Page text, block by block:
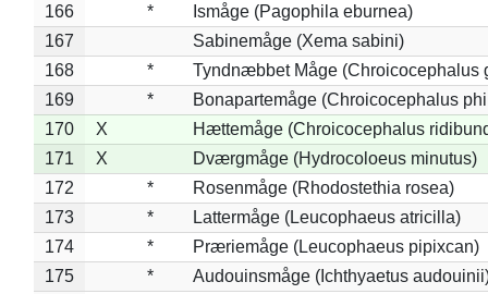
166
*
Ismåge (Pagophila eburnea)
167
Sabinemåge (Xema sabini)
168
*
Tyndnæbbet Måge (Chroicocephalus
169
*
Bonapartemåge (Chroicocephalus
170
X
Hættemåge (Chroicocephalus
171
X
Dværgmåge (Hydrocoloeus minutus)
172
*
Rosenmåge (Rhodostethia rosea)
173
*
Lattermåge (Leucophaeus atricilla)
174
*
Præriemåge (Leucophaeus pipixcan)
175
*
Audouinsmåge (Ichthyaetus